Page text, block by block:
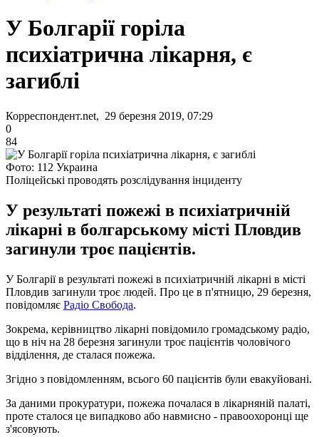
У Болгарії горіла
психіатрична лікарня, є
загиблі
Корреспондент.net, 29 березня 2019, 07:29
0
84
Фото: 112 Украина
Поліцейські проводять розслідування інциденту
У результаті пожежі в психіатричній
лікарні в болгарському місті Пловдив
загинули троє пацієнтів.
У Болгарії в результаті пожежі в психіатричній лікарні в місті
Пловдив загинули троє людей. Про це в п'ятницю, 29 березня,
повідомляє Радіо Свобода.
Зокрема, керівництво лікарні повідомило громадському радіо,
що в ніч на 28 березня загинули троє пацієнтів чоловічого
відділення, де сталася пожежа.
Згідно з повідомленням, всього 60 пацієнтів були евакуйовані.
За даними прокуратури, пожежа почалася в лікарняній палаті,
проте сталося це випадково або навмисно - правоохоронці ще
з'ясовують.